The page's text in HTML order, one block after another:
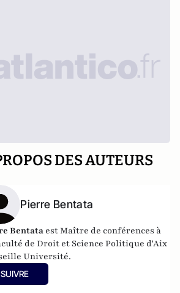
DES AUTEURS
Pierre Bentata
Bentata est Maître de conférences à
de Droit et Science Politique d'Aix
Université.
SUIVRE